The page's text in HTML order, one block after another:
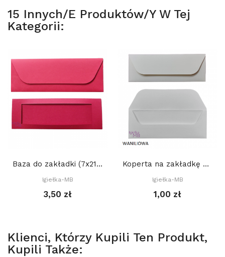
15 Innych/e Produktów/y W Tej
Kategorii:
Baza do zakładki (7x21cm) z PROSTYM okienkiem...
Igiełka-MB
3,50 zł
Koperta na zakładkę do książki 22 x 8 cm,...
Igiełka-MB
1,00 zł
Klienci, Którzy Kupili Ten Produkt,
Kupili Także: